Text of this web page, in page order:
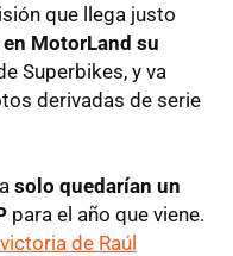
que llega justo
MotorLand su
Superbikes, y va
derivadas de serie
solo quedarían un
para el año que viene.
de Raúl